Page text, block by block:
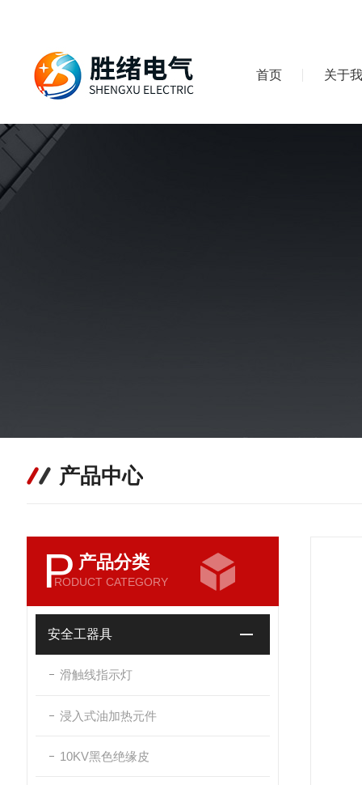
首页 关于
产品中心
P 产品分类
RODUCT CATEGORY
安全工器具
滑触线指示灯
浸入式油加热元件
10KV黑色绝缘皮